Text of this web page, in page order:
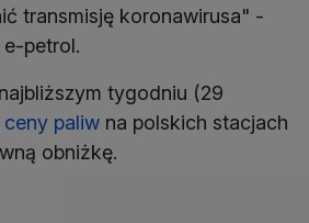
transmisję koronawirusa" -
petrol.
tygodniu (29
ceny paliw na polskich stacjach
obniżkę.